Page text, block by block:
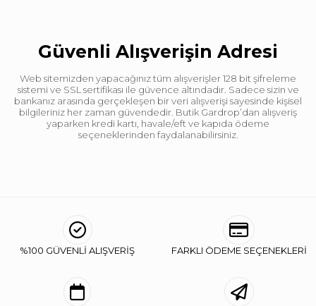
Güvenli Alışverişin Adresi
Web sitemizden yapacağınız tüm alışverişler 128 bit şifreleme
sistemi ve SSL sertifikası ile güvence altındadır. Sadece sizin ve
bankanız arasında gerçekleşen bir veri alışverişi sayesinde kişisel
bilgileriniz her zaman güvendedir. Butik Gardrop’dan alışveriş
yaparken kredi kartı, havale/eft ve kapıda ödeme
seçeneklerinden faydalanabilirsiniz.
%100 GÜVENLİ ALIŞVERİŞ FARKLI ÖDEME SEÇENEKLERİ